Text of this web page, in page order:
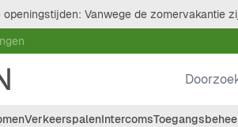
openingstijden: Vanwege de zomervakantie
VerkeerspalenIntercoms